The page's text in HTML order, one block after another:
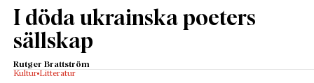
I döda ukrainska poeters
sällskap
Rutger Brattström
Kultur Litteratur